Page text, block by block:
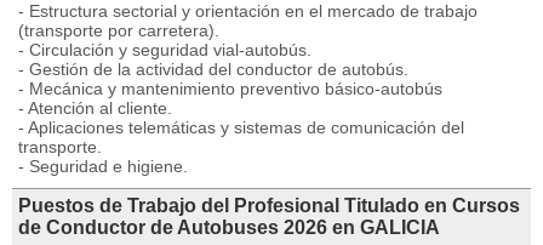
- Estructura sectorial y orientación en el mercado de trabajo
(transporte por carretera).
- Circulación y seguridad vial-autobús.
- Gestión de la actividad del conductor de autobús.
- Mecánica y mantenimiento preventivo básico-autobús
- Atención al cliente.
- Aplicaciones telemáticas y sistemas de comunicación del
transporte.
- Seguridad e higiene.
Puestos de Trabajo del Profesional Titulado en Cursos
de Conductor de Autobuses 2026 en GALICIA